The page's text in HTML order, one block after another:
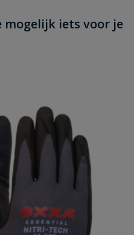
iets voor je